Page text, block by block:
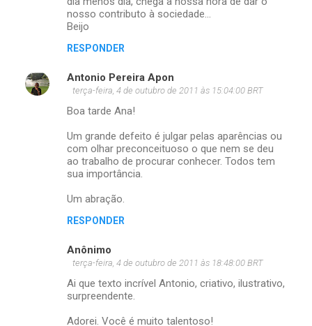
nosso contributo à sociedade...
Beijo
RESPONDER
Antonio Pereira Apon
terça-feira, 4 de outubro de 2011 às 15:04:00 BRT
Boa tarde Ana!
Um grande defeito é julgar pelas aparências ou
com olhar preconceituoso o que nem se deu
ao trabalho de procurar conhecer. Todos tem
sua importância.
Um abração.
RESPONDER
Anônimo
terça-feira, 4 de outubro de 2011 às 18:48:00 BRT
Ai que texto incrível Antonio, criativo, ilustrativo,
surpreendente.
Adorei. Você é muito talentoso!